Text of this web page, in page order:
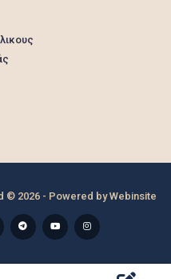
© 2026 - Powered byWebinsite